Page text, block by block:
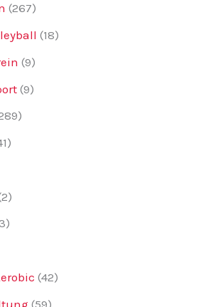
(267)
(18)
(9)
(9)
(42)
(59)